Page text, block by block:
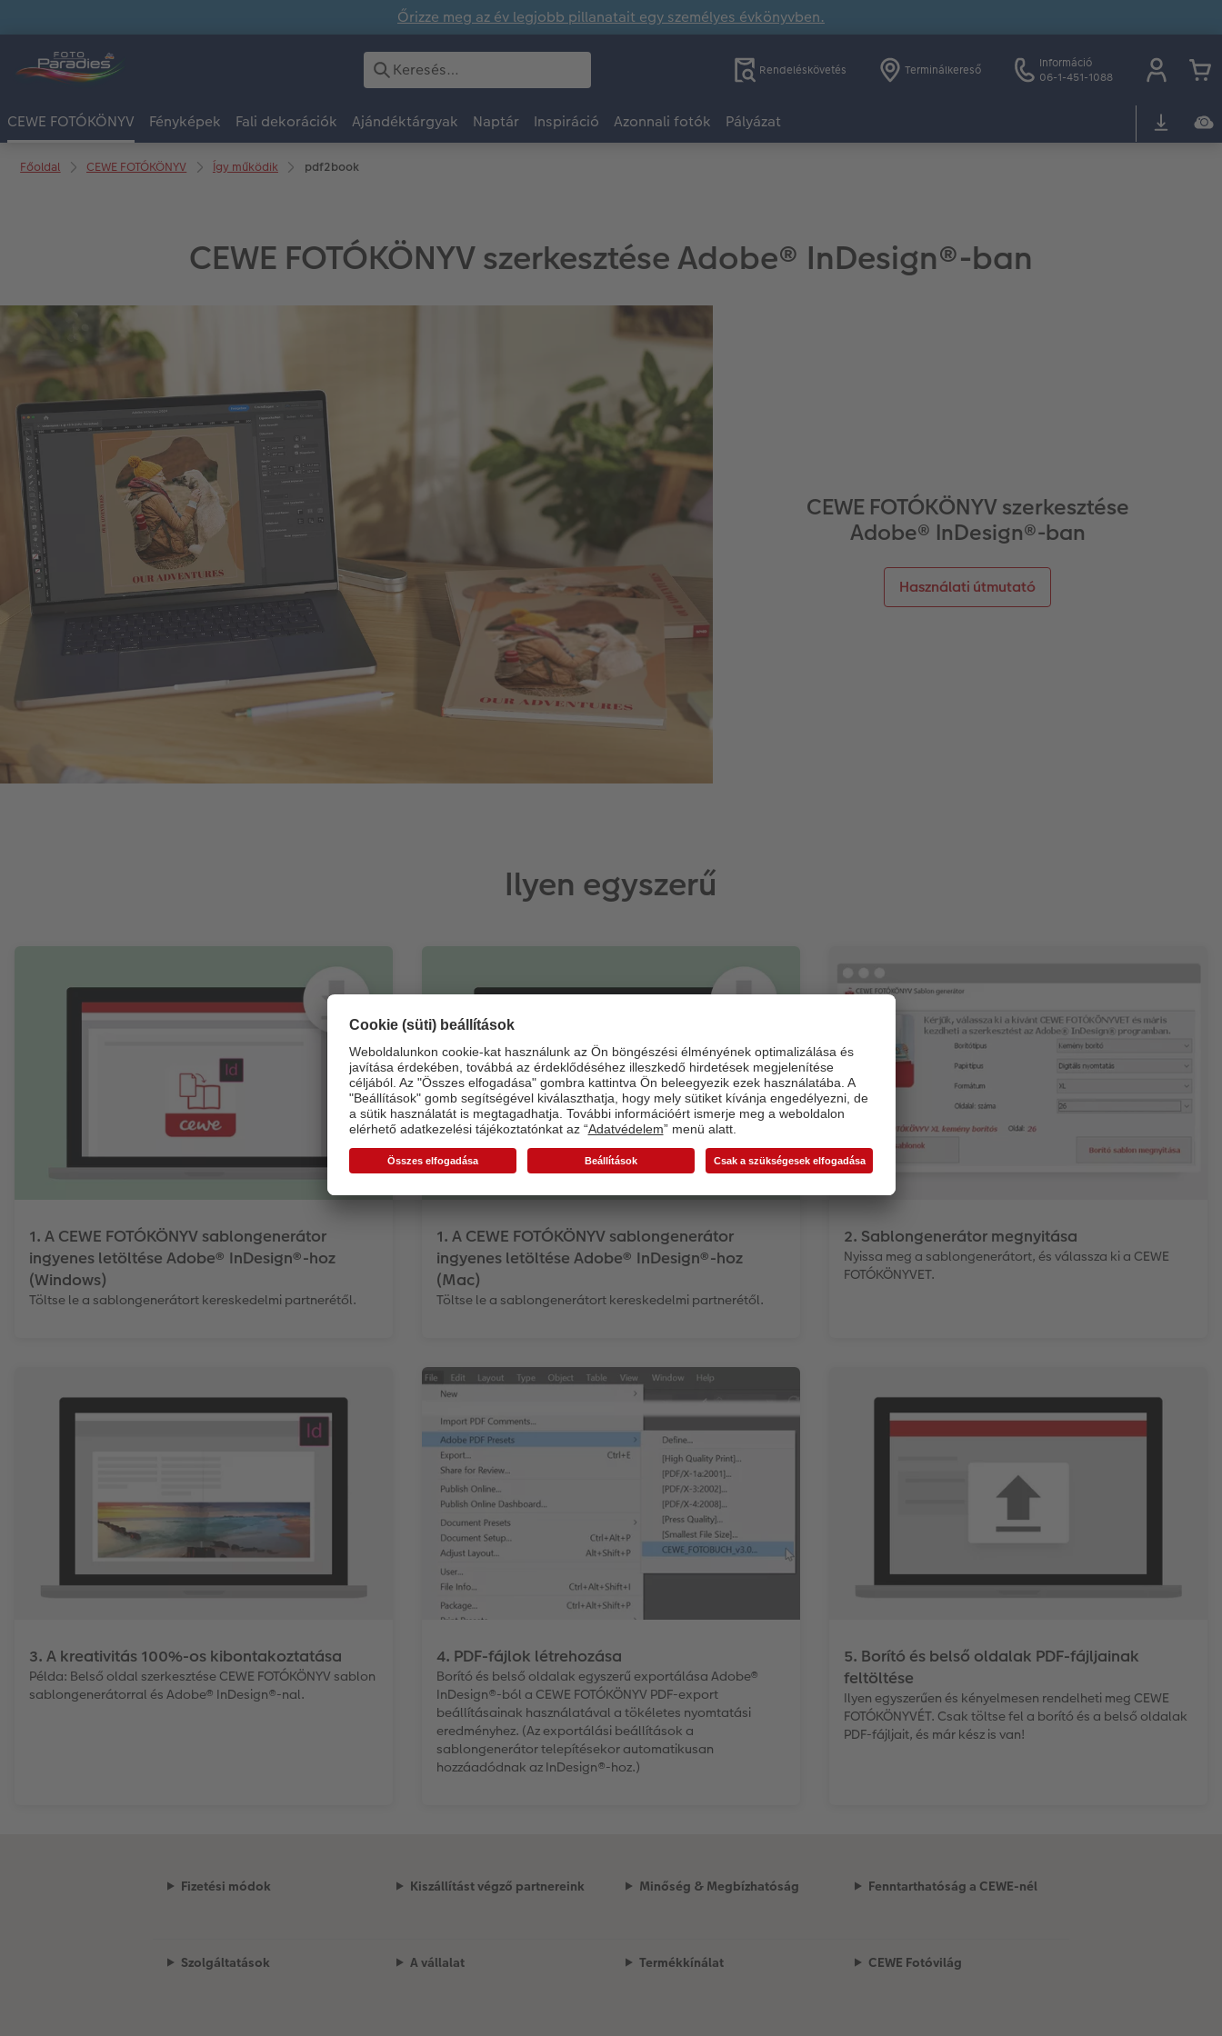
Őrizze meg az év legjobb pillanatait egy személyes évkönyvben.
Rendeléskövetés Terminálkereső
Információ
06-1-451-1088
CEWE FOTÓKÖNYV Fényképek Fali dekorációk Ajándéktárgyak Naptár Inspiráció Azonnali fotók Pályázat
Főoldal CEWE FOTÓKÖNYV Így működik pdf2book
CEWE FOTÓKÖNYV szerkesztése Adobe® InDesign®-ban
CEWE FOTÓKÖNYV szerkesztése
Adobe® InDesign®-ban
Használati útmutató
Ilyen egyszerű
1. A CEWE FOTÓKÖNYV sablongenerátor
ingyenes letöltése Adobe® InDesign®-hoz
(Windows)
Töltse le a sablongenerátort kereskedelmi partnerétől.
1. A CEWE FOTÓKÖNYV sablongenerátor
ingyenes letöltése Adobe® InDesign®-hoz
(Mac)
Töltse le a sablongenerátort kereskedelmi partnerétől.
2. Sablongenerátor megnyitása
Nyissa meg a sablongenerátort, és válassza ki a CEWE
FOTÓKÖNYVET.
3. A kreativitás 100%-os kibontakoztatása
Példa: Belső oldal szerkesztése CEWE FOTÓKÖNYV sablon
sablongenerátorral és Adobe® InDesign®-nal.
4. PDF-fájlok létrehozása
Borító és belső oldalak egyszerű exportálása Adobe®
InDesign®-ból a CEWE FOTÓKÖNYV PDF-export
beállításainak használatával a tökéletes nyomtatási
eredményhez. (Az exportálási beállítások a
sablongenerátor telepítésekor automatikusan
hozzáadódnak az InDesign®-hoz.)
5. Borító és belső oldalak PDF-fájljainak
feltöltése
Ilyen egyszerűen és kényelmesen rendelheti meg CEWE
FOTÓKÖNYVÉT. Csak töltse fel a borító és a belső oldalak
PDF-fájljait, és már kész is van!
Fizetési módok Kiszállítást végző partnereink Minőség & Megbízhatóság Fenntarthatóság a CEWE-nél
Szolgáltatások A vállalat Termékkínálat CEWE Fotóvilág